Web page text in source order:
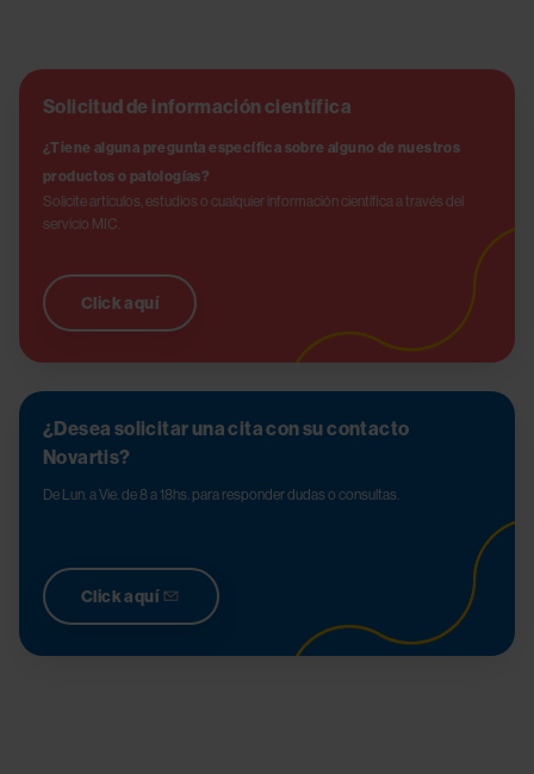
Solicitud de información científica
¿Tiene alguna pregunta específica sobre alguno de nuestros
productos o patologías?
Solicite artículos, estudios o cualquier información científica a través del
servicio MIC.
Click aquí
¿Desea solicitar una cita con su contacto
Novartis?
De Lun. a Vie. de 8 a 18hs. para responder dudas o consultas.
Click aquí